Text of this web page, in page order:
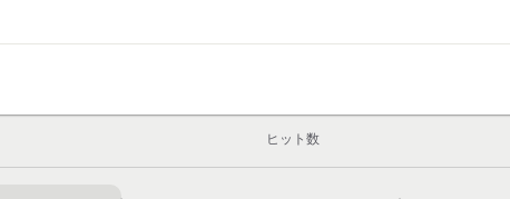
ヒット数